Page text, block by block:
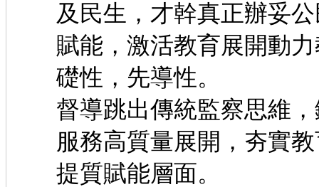
及民生，才幹真正辦妥
賦能，激活教育展開動
礎性，先導性。 全
督導跳出傳統監察思維
服務高質量展開，夯實
提質賦能層面。